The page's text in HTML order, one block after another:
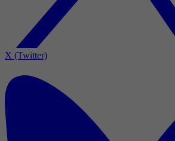
X (Twitter)